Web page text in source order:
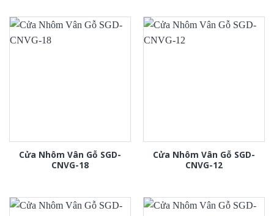
Cửa Nhôm Vân Gỗ SGD-
CNVG-18
Cửa Nhôm Vân Gỗ SGD-
CNVG-12